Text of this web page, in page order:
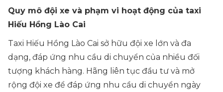
Quy mô đội xe và phạm vi hoạt động của taxi
Hiếu Hồng Lào Cai
Taxi Hiếu Hồng Lào Cai sở hữu đội xe lớn và đa
dạng, đáp ứng nhu cầu di chuyển của nhiều đối
tượng khách hàng. Hãng liên tục đầu tư và mở
rộng đội xe để đáp ứng nhu cầu di chuyển ngày